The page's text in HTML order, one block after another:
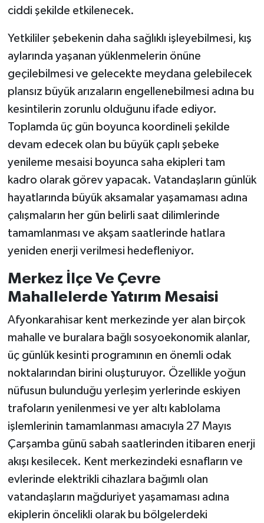
ciddi şekilde etkilenecek.
Yetkililer şebekenin daha sağlıklı işleyebilmesi, kış
aylarında yaşanan yüklenmelerin önüne
geçilebilmesi ve gelecekte meydana gelebilecek
plansız büyük arızaların engellenebilmesi adına bu
kesintilerin zorunlu olduğunu ifade ediyor.
Toplamda üç gün boyunca koordineli şekilde
devam edecek olan bu büyük çaplı şebeke
yenileme mesaisi boyunca saha ekipleri tam
kadro olarak görev yapacak. Vatandaşların günlük
hayatlarında büyük aksamalar yaşamaması adına
çalışmaların her gün belirli saat dilimlerinde
tamamlanması ve akşam saatlerinde hatlara
yeniden enerji verilmesi hedefleniyor.
Merkez İlçe Ve Çevre
Mahallelerde Yatırım Mesaisi
Afyonkarahisar kent merkezinde yer alan birçok
mahalle ve buralara bağlı sosyoekonomik alanlar,
üç günlük kesinti programının en önemli odak
noktalarından birini oluşturuyor. Özellikle yoğun
nüfusun bulunduğu yerleşim yerlerinde eskiyen
trafoların yenilenmesi ve yer altı kablolama
işlemlerinin tamamlanması amacıyla 27 Mayıs
Çarşamba günü sabah saatlerinden itibaren enerji
akışı kesilecek. Kent merkezindeki esnafların ve
evlerinde elektrikli cihazlara bağımlı olan
vatandaşların mağduriyet yaşamaması adına
ekiplerin öncelikli olarak bu bölgelerdeki